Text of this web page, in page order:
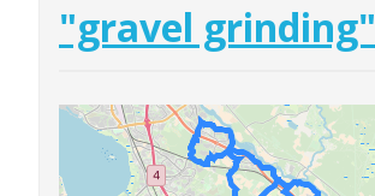
"gravel grinding"